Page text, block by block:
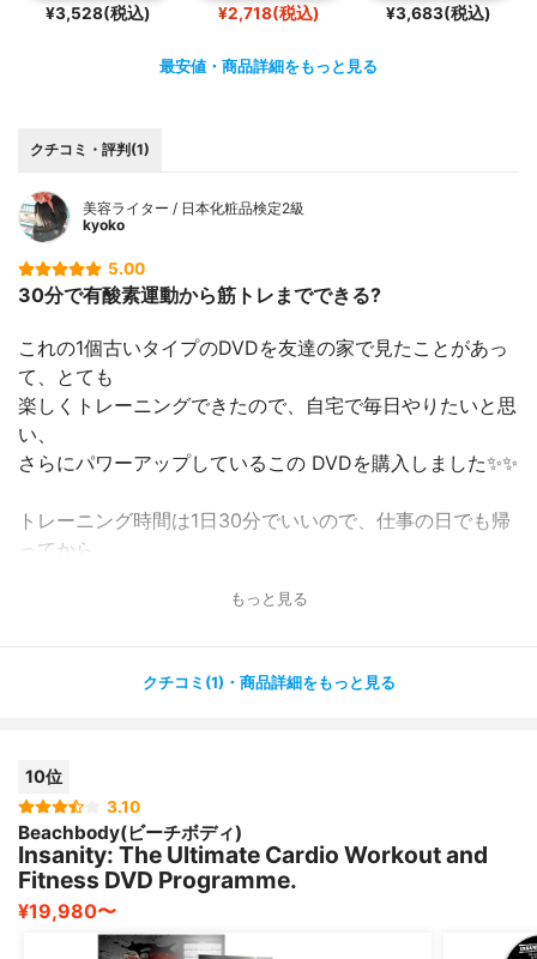
¥3,528(税込) ¥2,718(税込) ¥3,683(税込)
最安値・商品詳細をもっと見る
クチコミ・評判(1)
美容ライター / 日本化粧品検定2級
kyoko
5.00
30分で有酸素運動から筋トレまでできる?
これの1個古いタイプのDVDを友達の家で見たことがあっ
て、とても
楽しくトレーニングできたので、自宅で毎日やりたいと思
い、
さらにパワーアップしているこの DVDを購入しました✨✨
トレーニング時間は1日30分でいいので、仕事の日でも帰
ってから
短い時間ではありますが、ダンベルを使ったりもしなが
私は普段からジムに通ったりランニングしたりで、運動は
でした✨
初心者用のアレンジもあるので、運動初心者にもおすすめ
です?
もっと見る
クチコミ(1)・商品詳細をもっと見る
10位
3.10
Beachbody(ビーチボディ)
Insanity: The Ultimate Cardio Workout and
Fitness DVD Programme.
¥19,980〜